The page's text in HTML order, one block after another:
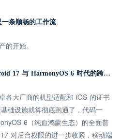
条顺畅的工作流
的开始。
别再折腾端侧和后端了！Android 17 与 HarmonyOS 6 时代的跨平台推送指南
各大厂商的机型适配和 iOS 的证书
础设施就算彻底跑通了，代码一
6（纯血鸿蒙生态）的全面普
对后台权限的进一步收紧，移动端